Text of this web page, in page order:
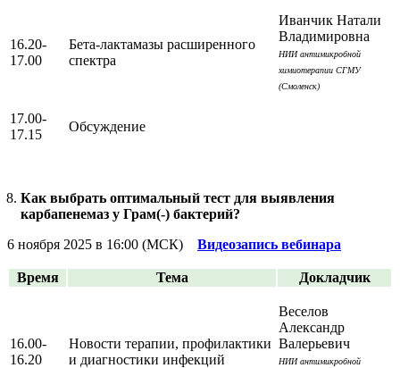
16.20-
17.00
Бета-лактамазы расширенного
спектра
Иванчик Натали
Владимировна
НИИ антимикробной
химиотерапии СГМУ
(Смоленск)
17.00-
17.15
Обсуждение
Как выбрать оптимальный тест для выявления
карбапенемаз у Грам(-) бактерий?
6 ноября 2025 в 16:00 (МСК) Видеозапись вебинара
Время Тема Докладчик
16.00-
16.20
Новости терапии, профилактики
и диагностики инфекций
Веселов
Александр
Валерьевич
НИИ антимикробной